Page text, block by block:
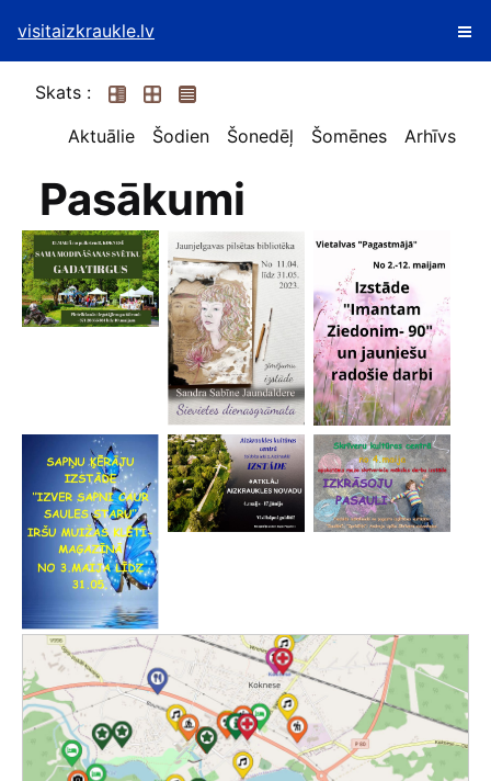
visitaizkraukle.lv
Skats :
Aktuālie
Šodien Šonedēļ Šomēnes Arhīvs
Pasākumi